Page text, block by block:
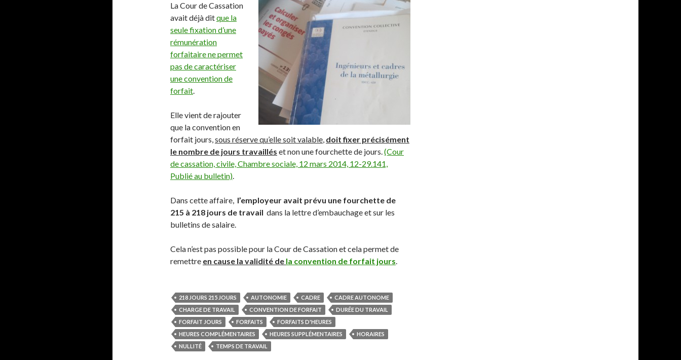
La Cour de Cassation
avait déjà ditque la
seule fixation d’une
rémunération
forfaitaire ne permet
pas de caractériser
une convention de
forfait.
Elle vient de rajouter
que la convention en
forfait jours,sous réserve qu’elle soit valable, doit fixer précisément
le nombre de jours travaillés et non une fourchette de jours.(Cour
de cassation, civile, Chambre sociale, 12 mars 2014, 12-29.141,
Publié au bulletin).
Dans cette affaire, l’employeur avait prévu une fourchette de
215 à 218 jours de travail dans la lettre d’embauchage et sur les
bulletins de salaire.
Cela n’est pas possible pour la Cour de Cassation et cela permet de
remettre en cause la validité de la convention de forfait jours.
218 JOURS 215 JOURS AUTONOMIE CADRE
CADRE AUTONOME
CHARGE DE TRAVAIL
CONVENTION DE FORFAIT
DURÉE DU TRAVAIL
FORFAIT JOURS
FORFAITS
FORFAITS D'HEURES
HEURES COMPLÉMENTAIRES
HEURES SUPPLÉMENTAIRES
HORAIRES
NULLITÉ
TEMPS DE TRAVAIL